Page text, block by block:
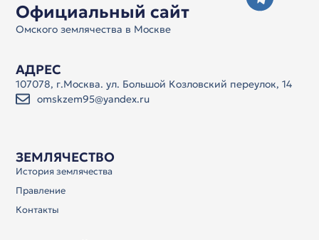
Официальный сайт
Омского землячества в Москве
ЗЕМЛЯЧЕСТВО
История землячества
Правление
Контакты
АДРЕС
107078, г.Москва. ул. Большой Козловский переулок, 14
omskzem95@yandex.ru